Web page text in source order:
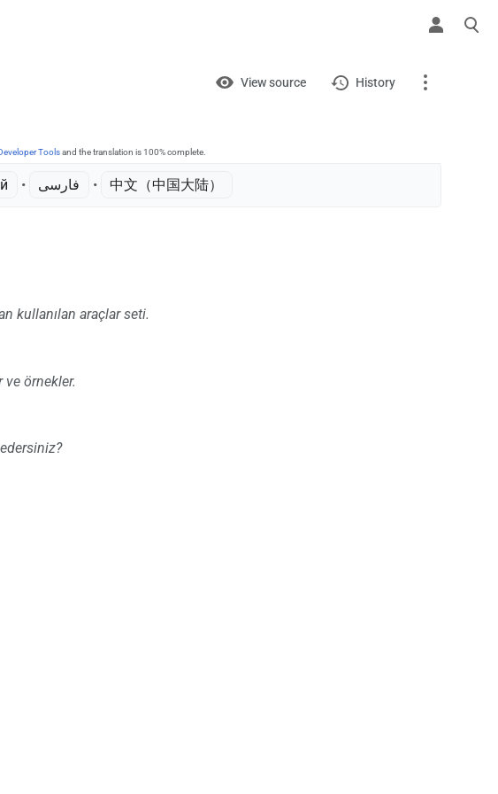
ViewView source History
Toolsand the translation is 100% complete.
• ‎ فارسی • ‎ 中文（中国大陆）‎
kullanılan araçlar seti.
ve örnekler.